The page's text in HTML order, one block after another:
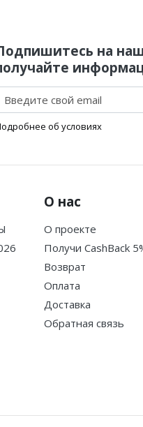
на
об условиях
О нас
О проекте
Получи CashBack
Возврат
Оплата
Доставка
Обратная связь